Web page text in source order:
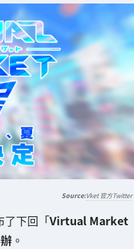
Vket 官方Twitter
了下回「Virtual Market
。